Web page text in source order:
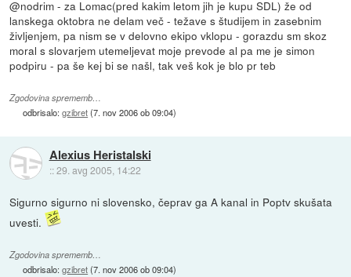
@nodrim - za Lomac(pred kakim letom jih je kupu SDL) že od
lanskega oktobra ne delam več - težave s študijem in zasebnim
življenjem, pa nism se v delovno ekipo vklopu - gorazdu sm skoz
moral s slovarjem utemeljevat moje prevode al pa me je simon
podpiru - pa še kej bi se našl, tak veš kok je blo pr teb
Zgodovina sprememb…
odbrisalo:gzibret(7. nov 2006 ob 09:04)
Alexius Heristalski
::29. avg 2005, 14:22
Sigurno sigurno ni slovensko, čeprav ga A kanal in Poptv skušata
uvesti.
Zgodovina sprememb…
odbrisalo:gzibret(7. nov 2006 ob 09:04)